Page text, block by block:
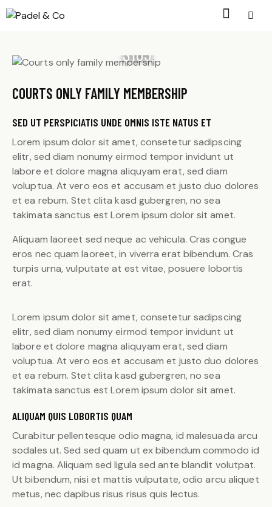
$165
COURTS ONLY FAMILY MEMBERSHIP
SED UT PERSPICIATIS UNDE OMNIS ISTE NATUS ET
Lorem ipsum dolor sit amet, consetetur sadipscing
elitr, sed diam nonumy eirmod tempor invidunt ut
labore et dolore magna aliquyam erat, sed diam
voluptua. At vero eos et accusam et justo duo dolores
et ea rebum. Stet clita kasd gubergren, no sea
takimata sanctus est Lorem ipsum dolor sit amet.
Aliquam laoreet sed neque ac vehicula. Cras congue
eros nec quam laoreet, in viverra erat bibendum. Cras
turpis urna, vulputate at est vitae, posuere lobortis
erat.
Lorem ipsum dolor sit amet, consetetur sadipscing
elitr, sed diam nonumy eirmod tempor invidunt ut
labore et dolore magna aliquyam erat, sed diam
voluptua. At vero eos et accusam et justo duo dolores
et ea rebum. Stet clita kasd gubergren, no sea
takimata sanctus est Lorem ipsum dolor sit amet.
ALIQUAM QUIS LOBORTIS QUAM
Curabitur pellentesque odio magna, id malesuada arcu
sodales ut. Sed sed quam ut ex bibendum commodo id
id magna. Aliquam sed ligula sed ante blandit volutpat.
Ut bibendum, nisi et mattis vulputate, odio arcu aliquet
metus, nec dapibus risus risus quis lectus.